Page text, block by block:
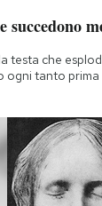
succedono
testa che
ogni tanto